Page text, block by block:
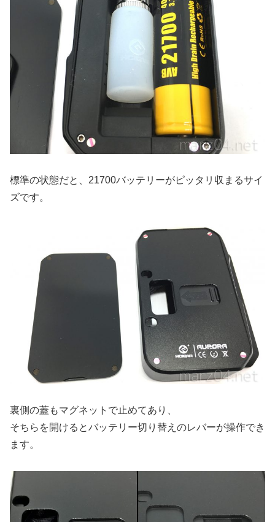
標準の状態だと、21700バッテリーがピッタリ収まるサイ
ズです。
裏側の蓋もマグネットで止めてあり、
そちらを開けるとバッテリー切り替えのレバーが操作でき
ます。